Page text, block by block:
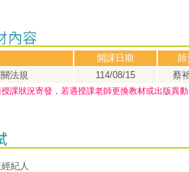
開課日期
師
法規
114/08/15 蔡
課狀況寄發，若遇授課老師更換教材或出版異
紀人